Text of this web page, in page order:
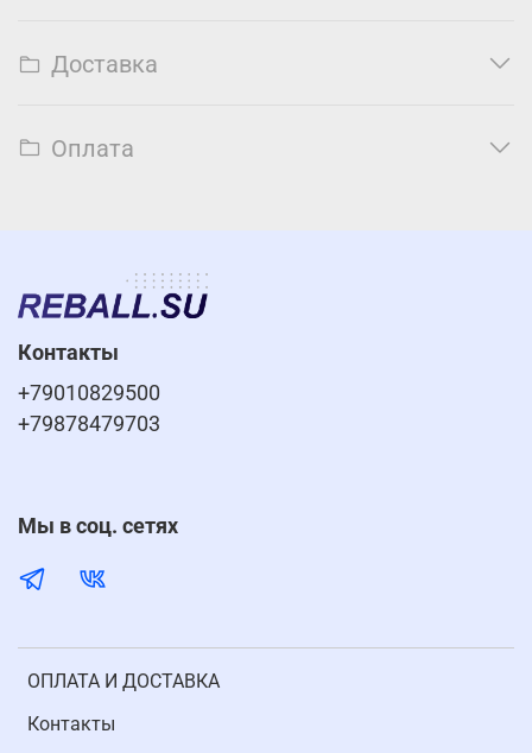
Доставка
Оплата
ОПЛАТА И ДОСТАВКА
Контакты
Контакты
+79010829500
+79878479703
Мы в соц. сетях